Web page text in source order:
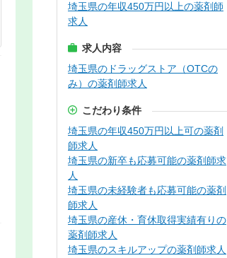
埼玉県の年収450万円以上の薬剤師
求人
求人内容
埼玉県のドラッグストア（OTCの
み）の薬剤師求人
こだわり条件
埼玉県の年収450万円以上可の薬剤
師求人
埼玉県の新卒も応募可能の薬剤師求
人
埼玉県の未経験者も応募可能の薬剤
師求人
埼玉県の産休・育休取得実績有りの
薬剤師求人
埼玉県のスキルアップの薬剤師求人